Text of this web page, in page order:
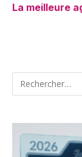
La meilleure